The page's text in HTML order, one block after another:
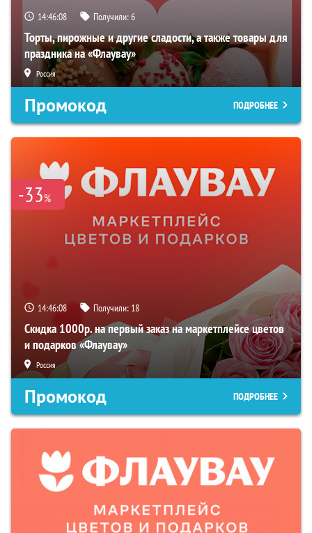
14:46:07 Получили:6
Торты, пирожные и другие сладости, а также товары для
праздника на «Флаувау»
Россия
Промокод ПОДРОБНЕЕ
-33%
14:46:07 Получили: 18
Скидка 1000р. на первый заказ на маркетплейсе цветов
и подарков «Флаувау»
Россия
Промокод ПОДРОБНЕЕ